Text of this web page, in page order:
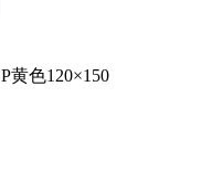
黄色120×150